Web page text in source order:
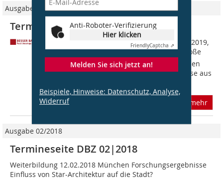
Anti-Roboter-Verifizierung
Hier klicken
FriendlyCaptcha ⇗
Melden Sie sich jetzt an!
Beispiele, Hinweise: Datenschutz, Analyse,
Widerruf
Ausgabe 04/2019
Termineseite DBZ 04 | 2019
Seminare, Workshops, Feiern ... 12.04.2019,
Weimar Republik der Geister!  Das große
Bauhausfest der Weimarer Hochschulen
www.uni-weimar.de Mit einer Symbiose aus
mehr
Ausgabe 02/2018
Termineseite DBZ 02|2018
Weiterbildung 12.02.2018 München Forschungsergebnisse
Einfluss von Star-Architektur auf die Stadt?